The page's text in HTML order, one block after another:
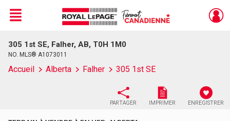
Live
En Direct
Menu
305 1st SE, Falher, AB, T0H 1M0
NO. MLS® A1073011
Accueil Alberta Falher 305 1st SE
PARTAGER IMPRIMER ENREGISTRER